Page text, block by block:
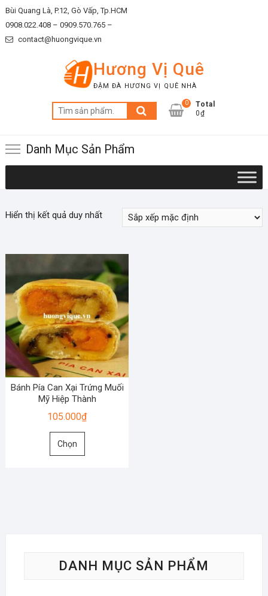
Skip
to
content
Bùi Quang Là, P.12, Gò Vấp, Tp.HCM
0908.022.408 – 0909.570.765 –
contact@huongvique.vn
Hương Vị Quê
ĐẬM ĐÀ HƯƠNG VỊ QUÊ NHÀ
Tìm
kiếm:
0
Total
0₫
Danh Mục Sản Phẩm
Hiển thị kết quả duy nhất
Bánh Pía Can Xại Trứng Muối
Mỹ Hiệp Thành
105.000₫
Chọn
Sản
chọn
DANH MỤC SẢN PHẨM